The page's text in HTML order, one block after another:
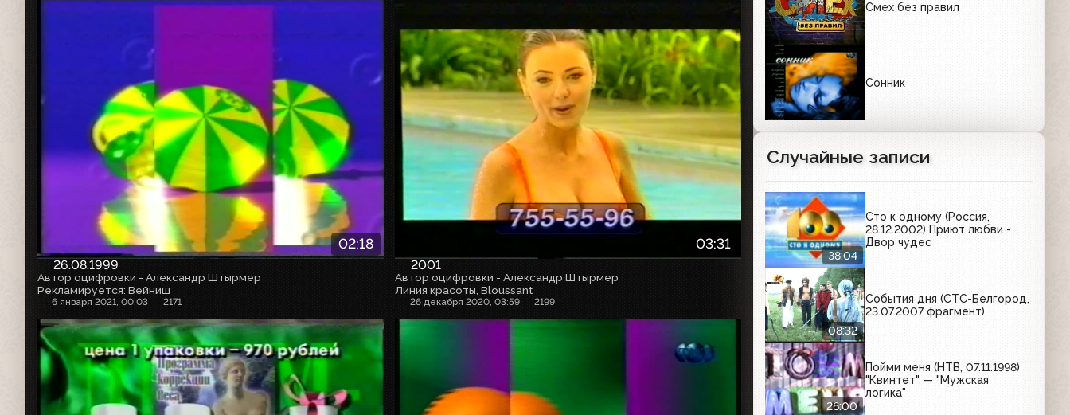
02:18
26.08.1999
Автор оцифровки - Александр Штырмер
Рекламируется: Вейниш
6 января 2021, 00:03 2171
03:31
2001
Автор оцифровки - Александр Штырмер
Линия красоты, Bloussant
26 декабря 2020, 03:59 2199
Смех без правил
Сонник
Случайные записи
38:04
Сто к одному (Россия,
28.12.2002) Приют любви -
Двор чудес
08:32
События дня (СТС-Белгород,
23.07.2007 фрагмент)
26:00
Пойми меня (НТВ, 07.11.1998)
"Квинтет" — "Мужская
логика"